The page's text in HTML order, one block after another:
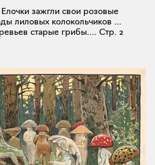
зажгли свои розовые
лиловых колокольчиков ...
старые грибы.... Стр. 2